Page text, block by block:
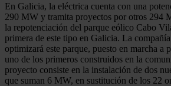
En Galicia, la eléctrica cuenta con una
290 MW y tramita proyectos por otros 294
la repotenciación del parque eólico Cabo
primera de este tipo en Galicia. La
optimizará este parque, puesto en marcha a
uno de los primeros construidos en la
proyecto consiste en la instalación de dos
que suman 6 MW, en sustitución de los 22